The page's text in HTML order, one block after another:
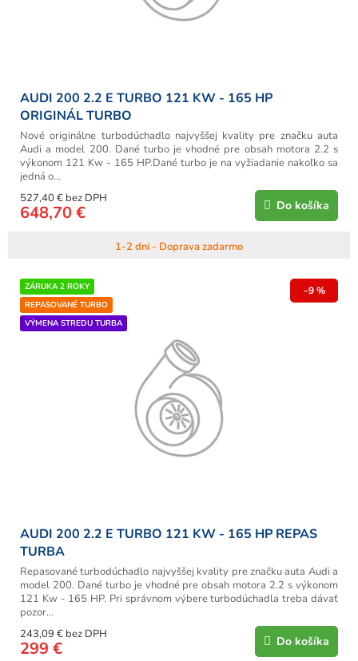
AUDI 200 2.2 E TURBO 121 KW - 165 HP
ORIGINÁL TURBO
1-2 dni - Doprava zadarmo
527,40 € bez DPH
648,70 € Do košíka
Nové originálne turbodúchadlo najvyššej kvality pre značku auta
Audi a model 200. Dané turbo je vhodné pre obsah motora 2.2 s
výkonom 121 Kw - 165 HP.Dané turbo je na vyžiadanie nakoľko sa
jedná o...
ZÁRUKA 2 ROKY
REPASOVANÉ TURBO
VÝMENA STREDU TURBA
–9 %
AUDI 200 2.2 E TURBO 121 KW - 165 HP REPAS
TURBA
243,09 € bez DPH
299 € Do košíka
Repasované turbodúchadlo najvyššej kvality pre značku auta Audi a
model 200. Dané turbo je vhodné pre obsah motora 2.2 s výkonom
121 Kw - 165 HP. Pri správnom výbere turbodúchadla treba dávať
pozor...